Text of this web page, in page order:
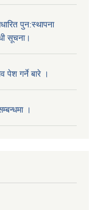
पुन:स्थापना
सूचना।
पेश गर्ने बारे ।
।